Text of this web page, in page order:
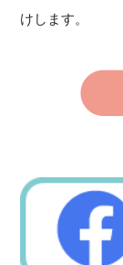
けします。